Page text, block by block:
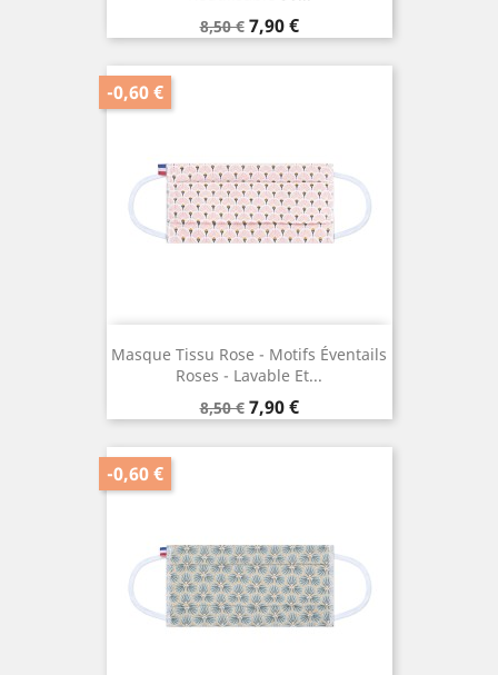
Prix
de
base
8,50 € Prix
7,90 €
Masque Tissu Rose - Motifs Éventails
Roses - Lavable Et...
Prix
de
base
8,50 €
-0,60 €
Prix
7,90 €
-0,60 €